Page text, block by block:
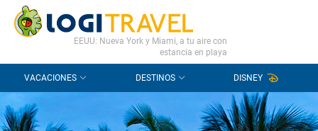
CONTACTO PREGUNTAS FRECUENTES
EEUU: Nueva York y Miami, a tu aire con
estancia en playa
VACACIONES DESTINOS DISNEY